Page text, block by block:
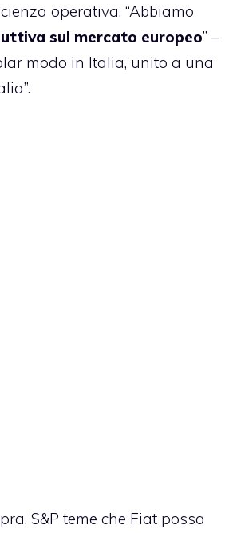
operativa. “Abbiamo
sul mercato europeo” –
modo in Italia, unito a una
S&P teme che Fiat possa